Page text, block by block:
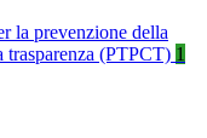
la prevenzione della
trasparenza (PTPCT) 1